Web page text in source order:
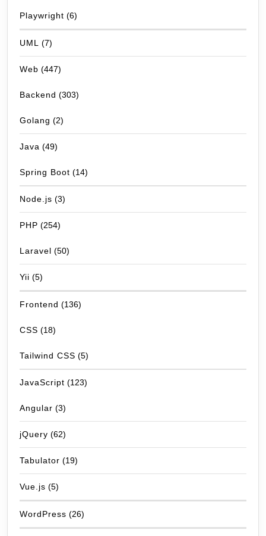
Playwright (6)
UML (7)
Web (447)
Backend (303)
Golang (2)
Java (49)
Spring Boot (14)
Node.js (3)
PHP (254)
Laravel (50)
Yii (5)
Frontend (136)
CSS (18)
Tailwind CSS (5)
JavaScript (123)
Angular (3)
jQuery (62)
Tabulator (19)
Vue.js (5)
WordPress (26)